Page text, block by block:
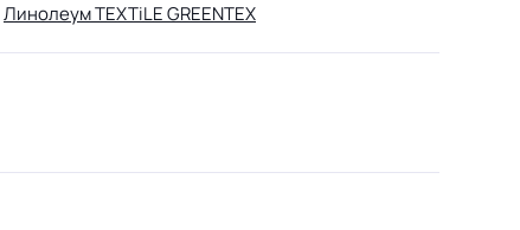
Линолеум TEXTiLE GREENTEX